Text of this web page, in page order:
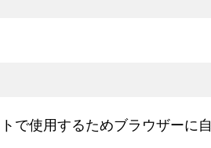
で使用するためブラウザーに